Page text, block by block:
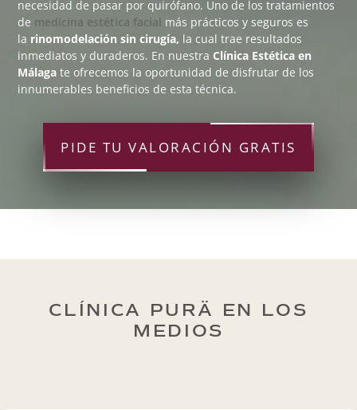
necesidad de pasar por quirófano. Uno de los tratamientos
de medicina estética facial más prácticos y seguros es
la rinomodelación sin cirugía, la cual trae resultados
inmediatos y duraderos. En nuestra Clínica Estética en
Málaga te ofrecemos la oportunidad de disfrutar de los
innumerables beneficios de esta técnica.
PIDE TU VALORACIÓN GRATIS
CLÍNICA PURÄ EN LOS
MEDIOS